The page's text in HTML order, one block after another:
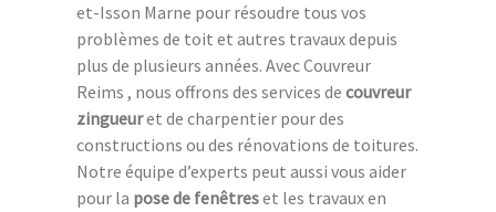
et-Isson Marne pour résoudre tous vos
problèmes de toit et autres travaux depuis
plus de plusieurs années. Avec Couvreur
Reims , nous offrons des services de couvreur
zingueuret de charpentier pour des
constructions ou des rénovations de toitures.
Notre équipe d’experts peut aussi vous aider
pour la pose de fenêtreset les travaux en